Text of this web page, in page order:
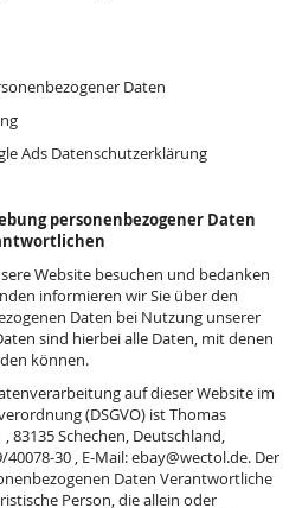
Daten
Ads Datenschutzerklärung
personenbezogener Daten
Website besuchen und bedanken
informieren wir Sie über den
Daten bei Nutzung unserer
sind hierbei alle Daten, mit denen
können.
auf dieser Website im
(DSGVO) ist Thomas
83135 Schechen, Deutschland,
40078-30 , E-Mail: ebay@wectol.de. Der
Daten Verantwortliche
Person, die allein oder